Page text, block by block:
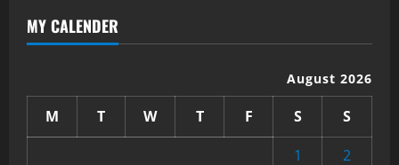
MY CALENDER
August 2026
M T W T F S
S
1
2